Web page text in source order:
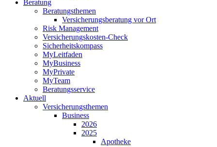
Beratung
Beratungsthemen
Versicherungsberatung vor Ort
Risk Management
Versicherungskosten-Check
Sicherheitskompass
MyLeitfaden
MyBusiness
MyPrivate
MyTeam
Beratungsservice
Aktuell
Versicherungsthemen
Business
2026
2025
Apotheke